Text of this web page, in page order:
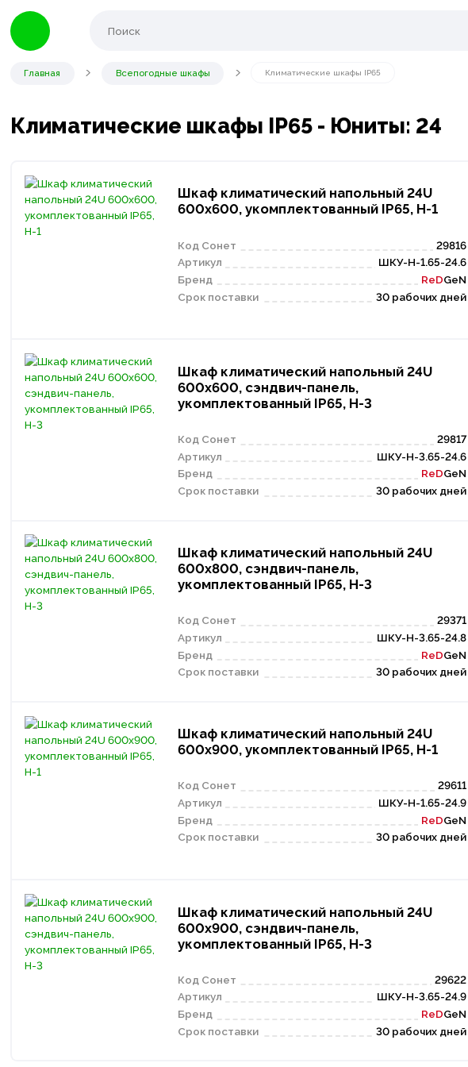
Главная Всепогодные шкафы Климатические шкафы IP65
Климатические шкафы IP65 - Юниты: 24
Шкаф климатический напольный 24U
600х600, укомплектованный IP65, Н-1
Код Сонет
29816
Артикул
ШКУ-Н-1.65-24.6
Бренд
ReDGeN
Срок поставки
30 рабочих дней
Шкаф климатический напольный 24U
600х600, сэндвич-панель,
укомплектованный IP65, Н-3
Код Сонет
29817
Артикул
ШКУ-Н-3.65-24.6
Бренд
ReDGeN
Срок поставки
30 рабочих дней
Шкаф климатический напольный 24U
600х800, сэндвич-панель,
укомплектованный IP65, Н-3
Код Сонет
29371
Артикул
ШКУ-Н-3.65-24.8
Бренд
ReDGeN
Срок поставки
30 рабочих дней
Шкаф климатический напольный 24U
600х900, укомплектованный IP65, Н-1
Код Сонет
29611
Артикул
ШКУ-Н-1.65-24.9
Бренд
ReDGeN
Срок поставки
30 рабочих дней
Шкаф климатический напольный 24U
600х900, сэндвич-панель,
укомплектованный IP65, Н-3
Код Сонет
29622
Артикул
ШКУ-Н-3.65-24.9
Бренд
ReDGeN
Срок поставки
30 рабочих дней